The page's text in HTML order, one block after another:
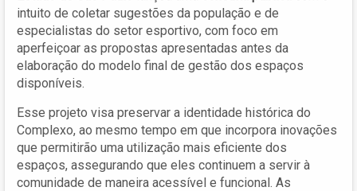
intuito de coletar sugestões da população e de
especialistas do setor esportivo, com foco em
aperfeiçoar as propostas apresentadas antes da
elaboração do modelo final de gestão dos espaços
disponíveis.
Esse projeto visa preservar a identidade histórica do
Complexo, ao mesmo tempo em que incorpora inovações
que permitirão uma utilização mais eficiente dos
espaços, assegurando que eles continuem a servir à
comunidade de maneira acessível e funcional. As